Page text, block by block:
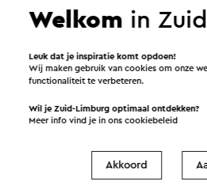
Overnachten in
Kamperen Vakantiehuisjes
Boerderijcamping
Welkom in
Leuk dat je inspiratie komt opdoen!
Wij maken gebruik van cookies om onze
functionaliteit te verbeteren.
Wil je Zuid-Limburg optimaal ontdekken?
Meer info vind je in onscookiebeleid
Akkoord